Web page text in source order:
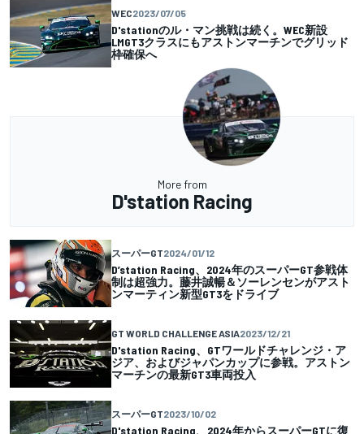
WEC2023/07/05
D'stationのル・マン挑戦は続く。WEC新設
LMGT3クラスにもアストンマーチンでグリッド
枠確保へ
More from
D'station Racing
スーパーGT2024/01/12
D’station Racing、2024年のスーパーGT参戦体
制は超強力。藤井誠暢＆ソーレンセンがアスト
ンマーティン新型GT3をドライブ
GT WORLD CHALLENGE ASIA2023/12/21
D'station Racing、GTワールドチャレンジ・ア
ジア、およびジャパンカップに参戦。アストン
マーチンの最新GT3車両投入
スーパーGT2023/10/02
D'station Racing、2024年からスーパーGTに復